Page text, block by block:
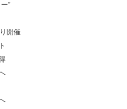
”
開催